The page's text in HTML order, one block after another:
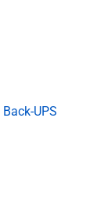
UPS